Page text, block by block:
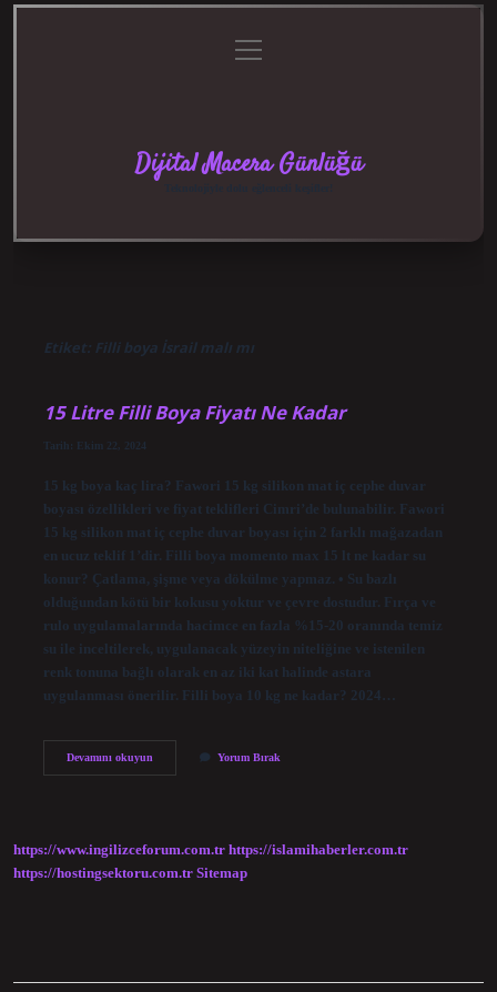
menüyü
aç
Dijital Macera Günlüğü
Etiket: Filli boya İsrail malı mı
15 Litre Filli Boya Fiyatı Ne Kadar
Tarih: Ekim 22, 2024
15 kg boya kaç lira? Fawori 15 kg silikon mat iç cephe duvar
boyası özellikleri ve fiyat teklifleri Cimri’de bulunabilir. Fawori
15 kg silikon mat iç cephe duvar boyası için 2 farklı mağazadan
en ucuz teklif 1’dir. Filli boya momento max 15 lt ne kadar su
konur? Çatlama, şişme veya dökülme yapmaz. • Su bazlı
olduğundan kötü bir kokusu yoktur ve çevre dostudur. Fırça ve
rulo uygulamalarında hacimce en fazla %15-20 oranında temiz
su ile inceltilerek, uygulanacak yüzeyin niteliğine ve istenilen
renk tonuna bağlı olarak en az iki kat halinde astara
uygulanması önerilir. Filli boya 10 kg ne kadar? 2024…
Devamını okuyun15
Kadar
Yorum Bırak
https://www.ingilizceforum.com.tr https://islamihaberler.com.tr
https://hostingsektoru.com.tr Sitemap